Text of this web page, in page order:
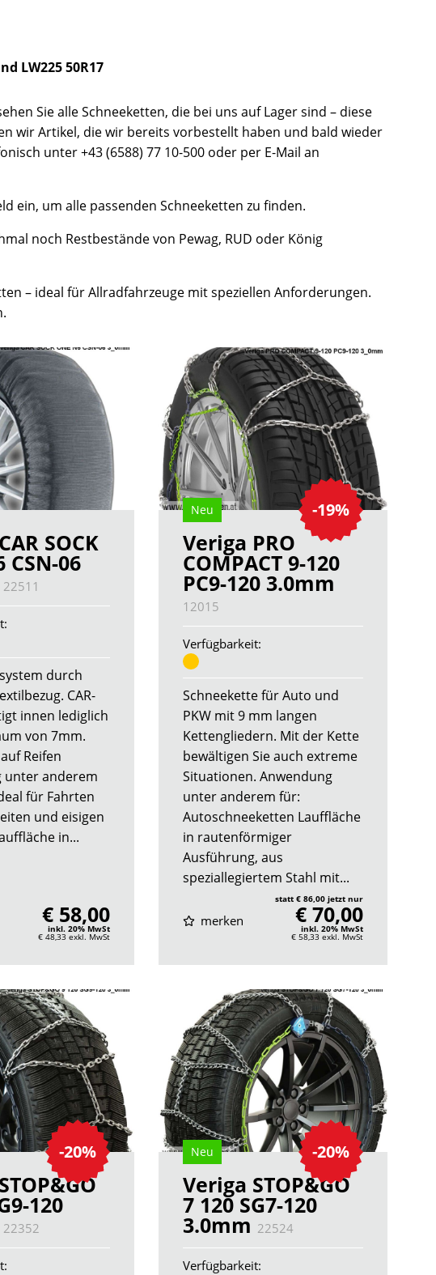
LW225 50R17
Sie alle Schneeketten, die bei uns auf Lager sind – diese
wir Artikel, die wir bereits vorbestellt haben und bald wieder
unter +43 (6588) 77 10-500 oder per E-Mail an
ein, um alle passenden Schneeketten zu finden.
noch Restbestände von Pewag, RUD oder König
– ideal für Allradfahrzeuge mit speziellen Anforderungen.
SOCK
CSN-06
22511
durch
CAR-
innen lediglich
von 7mm.
Reifen
unter anderem
für Fahrten
und eisigen
in...
€ 58,00
inkl. 20% MwSt
€ 48,33 exkl. MwSt
-19%
Neu
Veriga PRO
COMPACT 9-120
PC9-120 3.0mm
12015
Verfügbarkeit:
Schneekette für Auto und
PKW mit 9 mm langen
Kettengliedern. Mit der Kette
bewältigen Sie auch extreme
Situationen. Anwendung
unter anderem für:
Autoschneeketten Lauffläche
in rautenförmiger
Ausführung, aus
speziallegiertem Stahl mit...
merken
statt € 86,00 jetzt nur
€ 70,00
inkl. 20% MwSt
€ 58,33 exkl. MwSt
-20%
120
22352
-20%
Neu
Veriga STOP&GO
7 120 SG7-120
3.0mm 22524
Verfügbarkeit: